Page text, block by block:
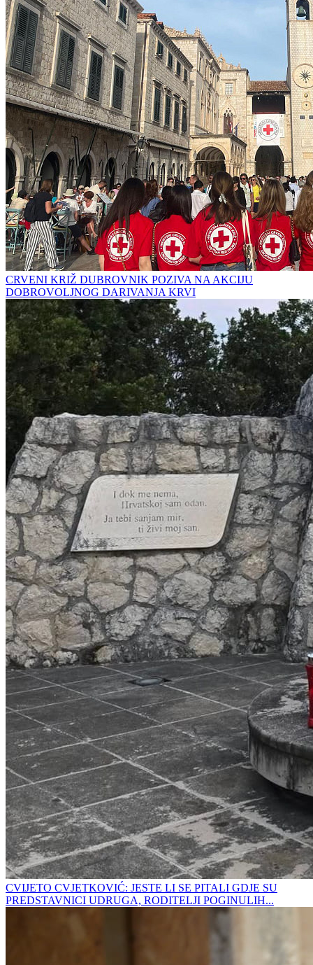
CRVENI KRIŽ DUBROVNIK POZIVA NA AKCIJU
DOBROVOLJNOG DARIVANJA KRVI
CVIJETO CVJETKOVIĆ: JESTE LI SE PITALI GDJE SU
PREDSTAVNICI UDRUGA, RODITELJI POGINULIH...